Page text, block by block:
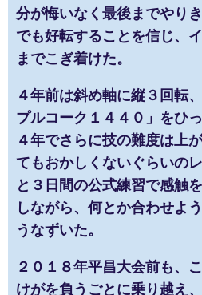
分が悔いなく最後までやり
でも好転することを信じ、
までこぎ着けた。
４年前は斜め軸に縦３回転
プルコーク１４４０」をひ
４年でさらに技の難度は上
てもおかしくないぐらいの
と３日間の公式練習で感触
しながら、何とか合わせよ
うなずいた。
２０１８年平昌大会前も、
けがを負うごとに乗り越え